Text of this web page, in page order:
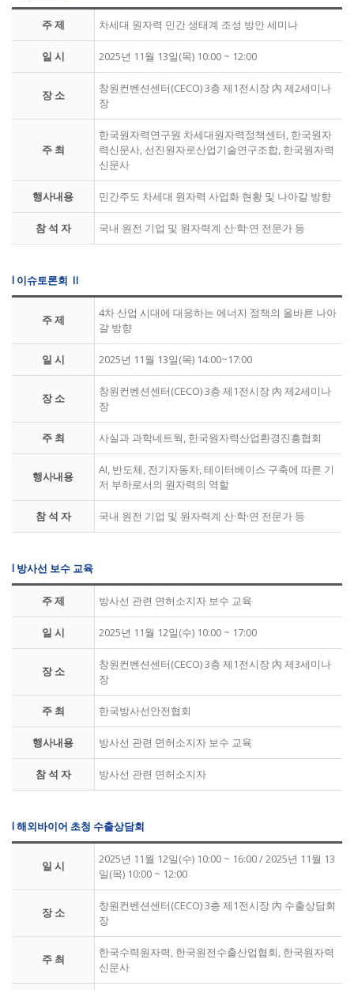
주 제 차세대 원자력 민간 생태계 조성 방안 세미나
일 시 2025년 11월 13일(목) 10:00 ~ 12:00
장 소
창원컨벤션센터(CECO) 3층 제1전시장 內 제2세미나
장
주 최
한국원자력연구원 차세대원자력정책센터, 한국원자
력신문사, 선진원자로산업기술연구조합, 한국원자력
신문사
행사내용 민간주도 차세대 원자력 사업화 현황 및 나아갈 방향
참 석 자 국내 원전 기업 및 원자력계 산·학·연 전문가 등
l 이슈토론회 Ⅱ
주 제
4차 산업 시대에 대응하는 에너지 정책의 올바른 나아
갈 방향
일 시 2025년 11월 13일(목) 14:00~17:00
장 소
창원컨벤션센터(CECO) 3층 제1전시장 內 제2세미나
장
주 최 사실과 과학네트웍, 한국원자력산업환경진흥협회
행사내용
AI, 반도체, 전기자동차, 테이터베이스 구축에 따른 기
저 부하로서의 원자력의 역할
참 석 자 국내 원전 기업 및 원자력계 산·학·연 전문가 등
l 방사선 보수 교육
주 제 방사선 관련 면허소지자 보수 교육
일 시 2025년 11월 12일(수) 10:00 ~ 17:00
장 소
창원컨벤션센터(CECO) 3층 제1전시장 內 제3세미나
장
주 최 한국방사선안전협회
행사내용 방사선 관련 면허소지자 보수 교육
참 석 자 방사선 관련 면허소지자
l 해외바이어 초청 수출상담회
일 시
2025년 11월 12일(수) 10:00 ~ 16:00 / 2025년 11월 13
일(목) 10:00 ~ 12:00
장 소
창원컨벤션센터(CECO) 3층 제1전시장 內 수출상담회
장
주 최
한국수력원자력, 한국원전수출산업협회, 한국원자력
신문사